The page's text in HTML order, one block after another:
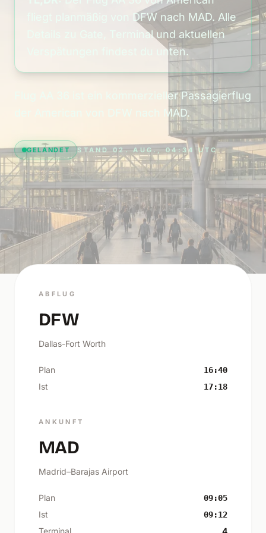
fliegt planmäßig von DFW nach MAD. Alle
Details zu Gate, Terminal und aktuellen
Verspätungen findest du unten.
Flug AA 36 ist ein kommerzieller Passagierflug
der American von DFW nach MAD.
GELANDET STAND 02. AUG., 04:34 UTC
ABFLUG
DFW
Dallas-Fort Worth
Plan 16:40
Ist 17:18
ANKUNFT
MAD
Madrid–Barajas Airport
Plan 09:05
Ist 09:12
Terminal 4